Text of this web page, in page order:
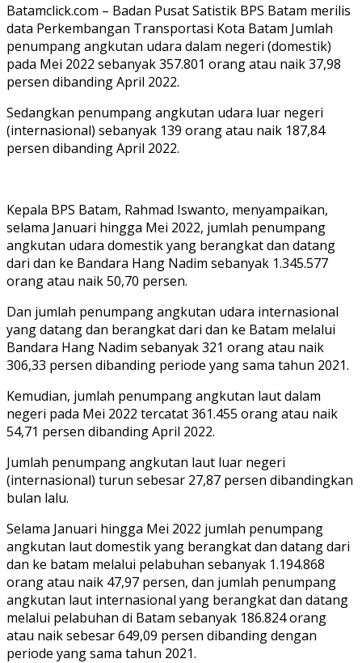
Batamclick.com – Badan Pusat Satistik BPS Batam merilis
data Perkembangan Transportasi Kota Batam Jumlah
penumpang angkutan udara dalam negeri (domestik)
pada Mei 2022 sebanyak 357.801 orang atau naik 37,98
persen dibanding April 2022.
Sedangkan penumpang angkutan udara luar negeri
(internasional) sebanyak 139 orang atau naik 187,84
persen dibanding April 2022.
Kepala BPS Batam, Rahmad Iswanto, menyampaikan,
selama Januari hingga Mei 2022, jumlah penumpang
angkutan udara domestik yang berangkat dan datang
dari dan ke Bandara Hang Nadim sebanyak 1.345.577
orang atau naik 50,70 persen.
Dan jumlah penumpang angkutan udara internasional
yang datang dan berangkat dari dan ke Batam melalui
Bandara Hang Nadim sebanyak 321 orang atau naik
306,33 persen dibanding periode yang sama tahun 2021.
Kemudian, jumlah penumpang angkutan laut dalam
negeri pada Mei 2022 tercatat 361.455 orang atau naik
54,71 persen dibanding April 2022.
Jumlah penumpang angkutan laut luar negeri
(internasional) turun sebesar 27,87 persen dibandingkan
bulan lalu.
Selama Januari hingga Mei 2022 jumlah penumpang
angkutan laut domestik yang berangkat dan datang dari
dan ke batam melalui pelabuhan sebanyak 1.194.868
orang atau naik 47,97 persen, dan jumlah penumpang
angkutan laut internasional yang berangkat dan datang
melalui pelabuhan di Batam sebanyak 186.824 orang
atau naik sebesar 649,09 persen dibanding dengan
periode yang sama tahun 2021.